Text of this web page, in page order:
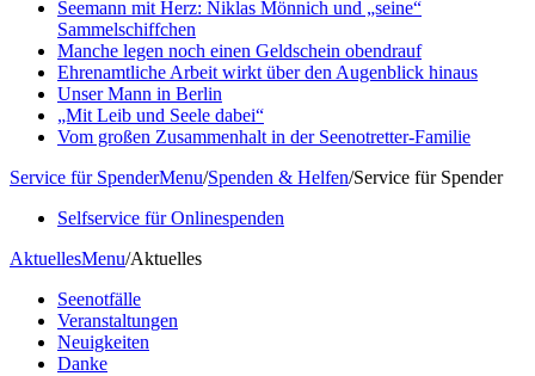
Seemann mit Herz: Niklas Mönnich und „seine“
Sammelschiffchen
Manche legen noch einen Geldschein obendrauf
Ehrenamtliche Arbeit wirkt über den Augenblick hinaus
Unser Mann in Berlin
„Mit Leib und Seele dabei“
Vom großen Zusammenhalt in der Seenotretter-Familie
Service für SpenderMenu/Spenden & Helfen/Service für Spender
Selfservice für Onlinespenden
AktuellesMenu/Aktuelles
Seenotfälle
Veranstaltungen
Neuigkeiten
Danke